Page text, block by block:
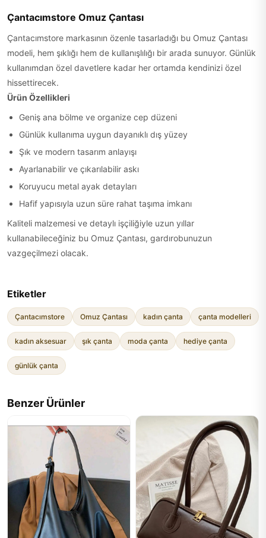
Çantacımstore Omuz Çantası
Çantacımstore markasının özenle tasarladığı bu Omuz Çantası
modeli, hem şıklığı hem de kullanışlılığı bir arada sunuyor. Günlük
kullanımdan özel davetlere kadar her ortamda kendinizi özel
hissettirecek.
Ürün Özellikleri
Geniş ana bölme ve organize cep düzeni
Günlük kullanıma uygun dayanıklı dış yüzey
Şık ve modern tasarım anlayışı
Ayarlanabilir ve çıkarılabilir askı
Koruyucu metal ayak detayları
Hafif yapısıyla uzun süre rahat taşıma imkanı
Kaliteli malzemesi ve detaylı işçiliğiyle uzun yıllar
kullanabileceğiniz bu Omuz Çantası, gardırobunuzun
vazgeçilmezi olacak.
Etiketler
Çantacımstore Omuz Çantası kadın çanta çanta modelleri
kadın aksesuar şık çanta moda çanta hediye çanta
günlük çanta
Benzer Ürünler